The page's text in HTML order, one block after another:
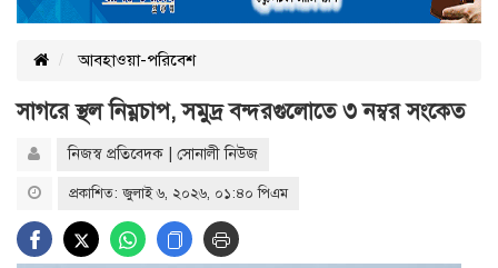
আবহাওয়া-পরিবেশ
সাগরে স্থল নিম্নচাপ, সমুদ্র বন্দরগুলোতে ৩ নম্বর সংকেত
নিজস্ব প্রতিবেদক | সোনালী নিউজ
প্রকাশিত: জুলাই ৬, ২০২৬, ০১:৪০ পিএম